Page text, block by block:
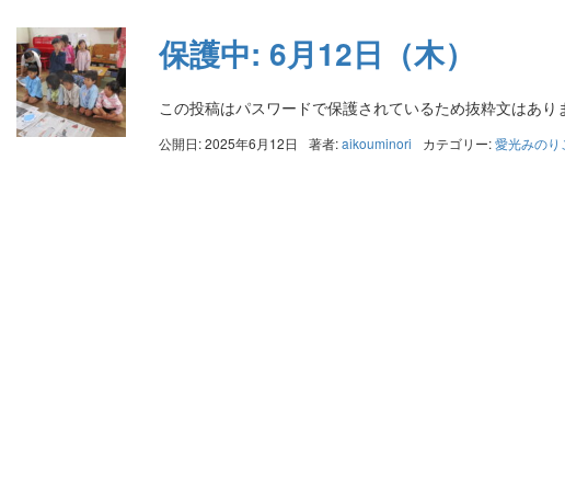
保護中: 6月12日（木）
この投稿はパスワードで保護されているため抜粋文はあり
公開日: 2025年6月12日 著者:aikouminori カテゴリー:愛光みのり